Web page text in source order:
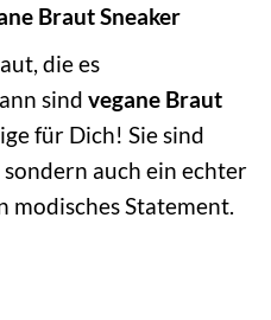
Braut Sneaker
die es
sind vegane Braut
für Dich! Sie sind
auch ein echter
modisches Statement.